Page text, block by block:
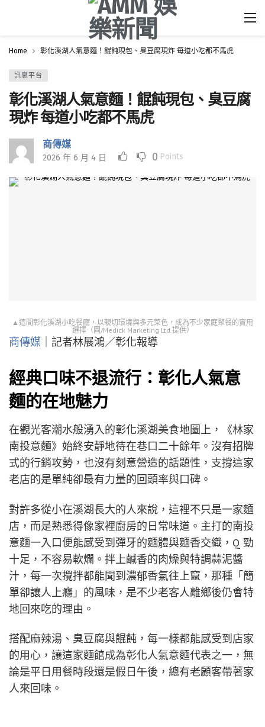
Home 彰化溪湖人氣意麵！餛飩現包、臭豆腐現炸 每道小吃都不馬虎
訊息平台
彰化溪湖人氣意麵！餛飩現包、臭豆腐
現炸 每道小吃都不馬虎
商傳媒
2026 年 6 月 4 日 0 Points
▲這間彰化溪湖小吃餐廳，以親切環境與多元菜色，成為不少家庭聚餐的實用
選擇（圖/Medick Marketing Ltd.提供）
商傳媒 ｜記者林展鴻／彰化報導
經典口味不退流行：彰化人氣意
麵的在地魅力
在觀光客潮水般湧入的彰化溪湖美食地圖上，《林家
南投意麵》始終安靜地待在巷口二十餘年。沒有招牌
式的行銷攻勢，也沒有刻意營造的話題性，支撐這家
老店的是單純卻最有力量的回頭率與口碑。
對許多從小在溪湖長大的人來說，這裡不只是一家麵
店，而是熟悉得像家裡廚房的日常味道。主打的南投
意麵一入口便能感受到彈牙的麵體與麵香交織，Q 勁
十足，不容易軟爛。拌上鹹香的肉燥與特調蒜泥醬
汁，每一次攪拌都能聞到濃郁香氣往上竄，那種「簡
單卻讓人上癮」的風味，是不少老客人離鄉後仍會特
地回來吃的理由。
搭配麻辣湯、臭豆腐與餛飩，每一樣都能感受到店家
的用心，讓這家麵館成為彰化人氣意麵代表之一，無
論是平日用餐時段還是假日午後，總有老顧客帶著家
人來回味。